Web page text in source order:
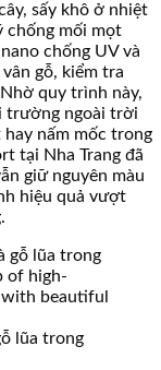
sấy khô ở nhiệt
chống mối mọt
chống UV và
gỗ, kiểm tra
quy trình này,
trường ngoài trời
nấm mốc trong
tại Nha Trang đã
giữ nguyên màu
hiệu quả vượt
lũa trong